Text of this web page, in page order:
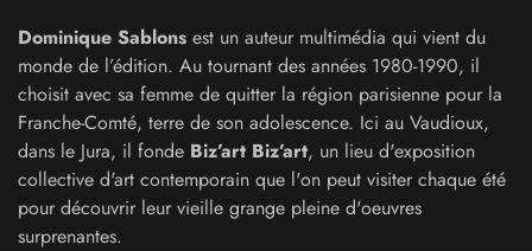
Dominique Sablons est un auteur multimédia qui vient du
monde de l’édition. Au tournant des années 1980-1990, il
choisit avec sa femme de quitter la région parisienne pour la
Franche-Comté, terre de son adolescence. Ici au Vaudioux,
dans le Jura, il fonde Biz’art Biz’art, un lieu d'exposition
collective d'art contemporain que l'on peut visiter chaque été
pour découvrir leur vieille grange pleine d'oeuvres
surprenantes.